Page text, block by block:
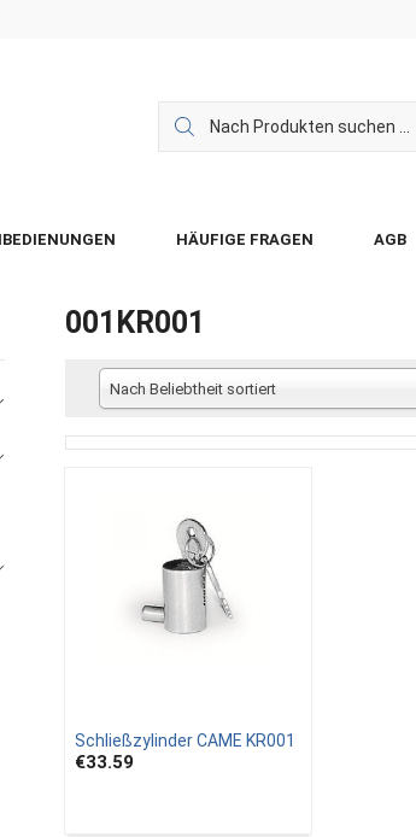
HÄUFIGE FRAGEN AGB
001KR001
Nach Beliebtheit sortiert
Schließzylinder CAME KR001
€33.59